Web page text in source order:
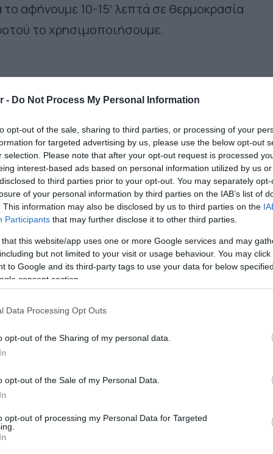
- Do Not Process My Personal Information
opt-out of the sale, sharing to third parties, or processing of your
for targeted advertising by us, please use the below opt-out
selection. Please note that after your opt-out request is processed
interest-based ads based on personal information utilized by us
to third parties prior to your opt-out. You may separately
of your personal information by third parties on the IAB’s list of
This information may also be disclosed by us to third parties on the
Participants that may further disclose it to other third parties.
that this website/app uses one or more Google services and may
but not limited to your visit or usage behaviour. You may
to Google and its third-party tags to use your data for below
consent section.
Data Processing Opt Outs
opt-out of the Sharing of my personal data.
opt-out of the Sale of my Personal Data.
opt-out of processing my Personal Data for Targeted
το αφήνουμε 10-15′ λεπτά σε θερμοκρασία
το χρησιμοποιήσουμε.
και μόλις κοπούν, σε όσο το δυνατό
στην άκρη να στεγνώσουν για να φύγει
μεγάλα φύλλα και προσθέστε τον στο τέλος
να μπαίνει σε μικρές ποσότητες και να μην
τη γεύση των υπόλοιπων συστατικών. Λίγο
πιπέρι απογειώνουν την καπρέζε.
News και μάθετε πρώτοι όλες τις